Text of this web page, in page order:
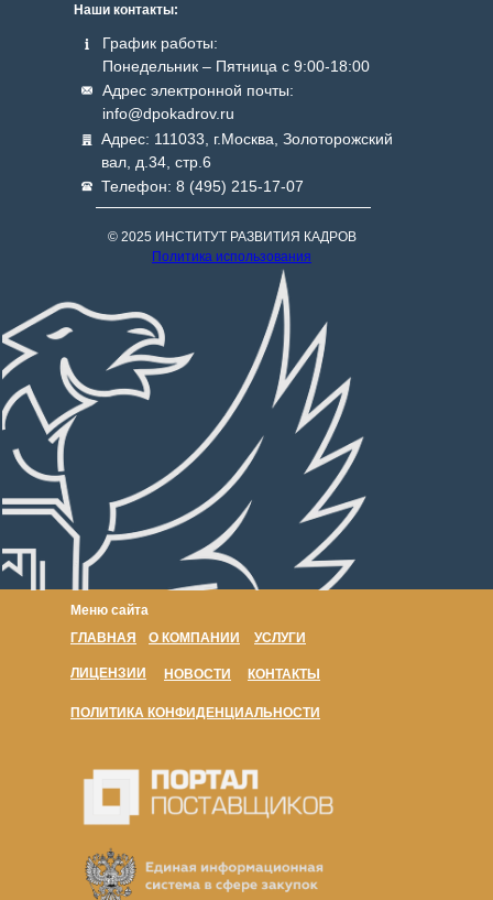
Меню сайта
Наши контакты:
График работы:
Понедельник – Пятница с 9:00-18:00
Адрес: 111033, г.Москва, Золоторожский
вал, д.34, стр.6
Телефон: 8 (495) 215-17-07
© 2025 ИНСТИТУТ РАЗВИТИЯ КАДРОВ
Политика использования
Адрес электронной почты:
info@dpokadrov.ru
ГЛАВНАЯ О КОМПАНИИ УСЛУГИ
ЛИЦЕНЗИИ НОВОСТИ КОНТАКТЫ
ПОЛИТИКА КОНФИДЕНЦИАЛЬНОСТИ